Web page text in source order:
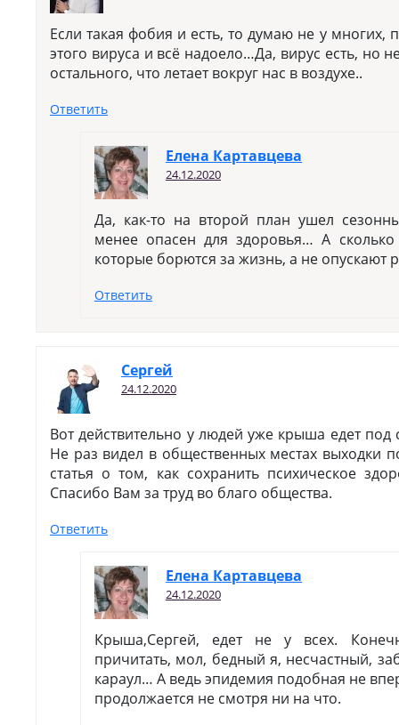
Если такая фобия и есть, то думаю не у многих,
этого вируса и всё надоело…Да, вирус есть, но
остального, что летает вокруг нас в воздухе..
Ответить
Елена Картавцева
24.12.2020
Да, как-то на второй план ушел
менее опасен для здоровья… А
которые борются за жизнь, а не опускают
Ответить
Сергей
24.12.2020
Вот действительно у людей уже крыша едет под
Не раз видел в общественных местах выходки
статья о том, как сохранить психическое
Спасибо Вам за труд во благо общества.
Ответить
Елена Картавцева
24.12.2020
Крыша,Сергей, едет не у всех.
причитать, мол, бедный я, несчастный,
караул… А ведь эпидемия подобная не
продолжается не смотря ни на что.